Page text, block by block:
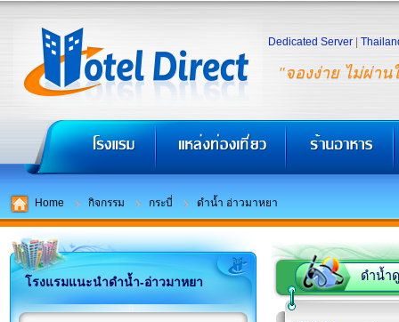
"จองง่าย ไม่ผ่าน
Dedicated Server
Home กิจกรรม กระบี่ ดำน้ำ อ่าวมาหยา
โรงแรมแนะนำดำน้ำ-อ่าวมาหยา ดำน้ำ